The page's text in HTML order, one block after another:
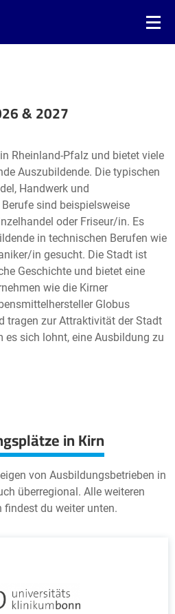
& 2027
Leaflet| ©OpenStreetMap2
Rheinland-Pfalz und bietet viele
Auszubildende. Die typischen
Handwerk und
sind beispielsweise
oder Friseur/in. Es
in technischen Berufen wie
in gesucht. Die Stadt ist
Geschichte und bietet eine
wie die Kirner
Globus
tragen zur Attraktivität der Stadt
es sich lohnt, eine Ausbildung zu
in Kirn
von Ausbildungsbetrieben in
überregional. Alle weiteren
findest du weiter unten.